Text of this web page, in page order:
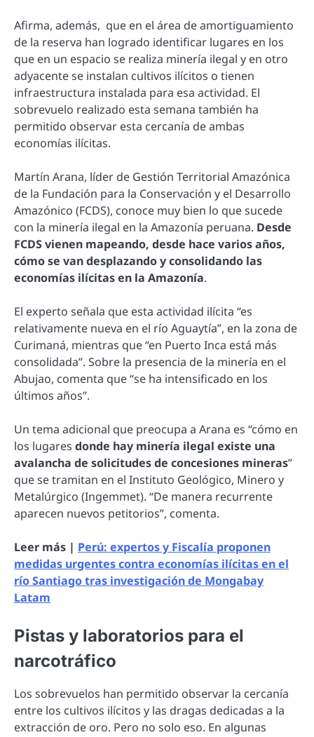
Afirma, además, que en el área de amortiguamiento
de la reserva han logrado identificar lugares en los
que en un espacio se realiza minería ilegal y en otro
adyacente se instalan cultivos ilícitos o tienen
infraestructura instalada para esa actividad. El
sobrevuelo realizado esta semana también ha
permitido observar esta cercanía de ambas
economías ilícitas.
Martín Arana, líder de Gestión Territorial Amazónica
de la Fundación para la Conservación y el Desarrollo
Amazónico (FCDS), conoce muy bien lo que sucede
con la minería ilegal en la Amazonía peruana. Desde
FCDS vienen mapeando, desde hace varios años,
cómo se van desplazando y consolidando las
economías ilícitas en la Amazonía.
El experto señala que esta actividad ilícita “es
relativamente nueva en el río Aguaytía”, en la zona de
Curimaná, mientras que “en Puerto Inca está más
consolidada”. Sobre la presencia de la minería en el
Abujao, comenta que “se ha intensificado en los
últimos años”.
Un tema adicional que preocupa a Arana es “cómo en
los lugares donde hay minería ilegal existe una
avalancha de solicitudes de concesiones mineras”
que se tramitan en el Instituto Geológico, Minero y
Metalúrgico (Ingemmet). “De manera recurrente
aparecen nuevos petitorios”, comenta.
Leer más | Perú: expertos y Fiscalía proponen
medidas urgentes contra economías ilícitas en el
río Santiago tras investigación de Mongabay
Latam
Pistas y laboratorios para el
narcotráfico
Los sobrevuelos han permitido observar la cercanía
entre los cultivos ilícitos y las dragas dedicadas a la
extracción de oro. Pero no solo eso. En algunas